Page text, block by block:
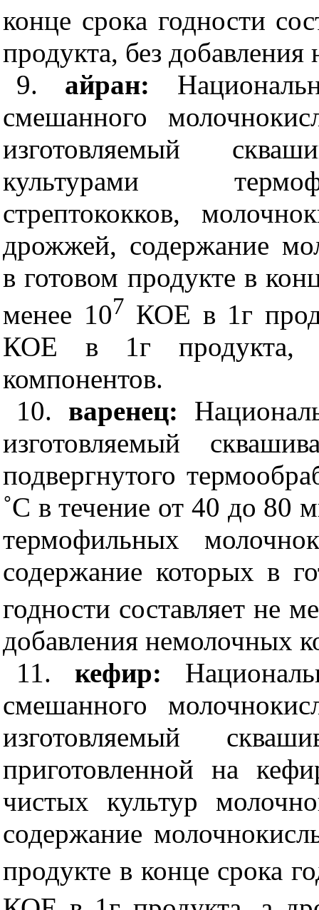
конце срока годности
продукта, без
9. айран:
смешанного
изготовляемый
культурами
стрептококков,
дрожжей, содержание
в готовом продукте в
менее 107 КОЕ в 1г
КОЕ в 1г продукта,
компонентов.
10. варенец:
изготовляемый
подвергнутого
˚C в течение от 40 до 80
термофильных
содержание которых в
годности составляет не
добавления немолочных
11. кефир:
смешанного
изготовляемый
приготовленной на
чистых культур
содержание
продукте в конце срока